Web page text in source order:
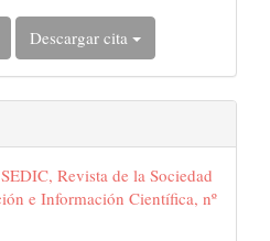
Descargar cita
Revista de la Sociedad
e Información Científica, nº